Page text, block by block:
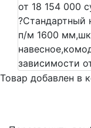
от 18 154 000
?Стандартный
п/м 1600
зависимости
Товар добавлен в